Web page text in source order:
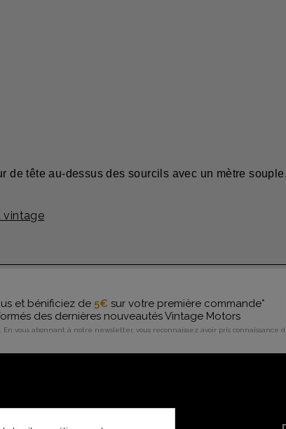
de tête au-dessus des sourcils avec un mètre souple.
vintage
et bénificiez de 5€ sur votre première commande*
des dernières nouveautés Vintage Motors
En vous abonnant à notre newsletter, vous reconnaissez avoir pris